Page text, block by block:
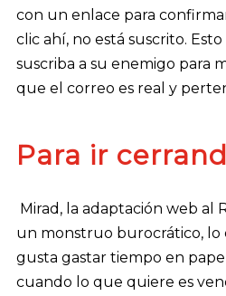
con un enlace para
clic ahí, no está suscrito.
suscriba a su enemigo para
que el correo es real y
Para ir
Mirad, la adaptación web al
un monstruo burocrático, lo
gusta gastar tiempo en
cuando lo que quiere es